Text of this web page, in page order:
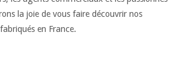
la joie de vous faire découvrir nos
en France.